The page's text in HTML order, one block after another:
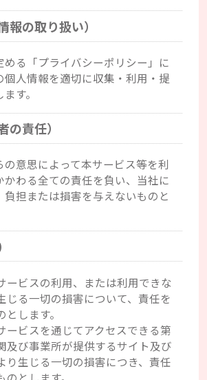
報の取り扱い）
める「プライバシーポリシー」に
個人情報を適切に収集・利用・提
す。
の責任）
の意思によって本サービス等を利
かわる全ての責任を負い、当社に
負担または損害を与えないものと
じる一切の損害について、責任を
します。
及び事業所が提供するサイト及び
り生じる一切の損害につき、責任